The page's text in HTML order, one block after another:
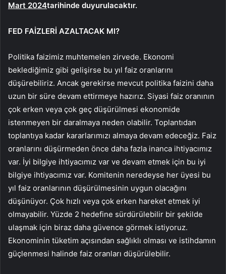
Mart 2024tarihinde duyurulacaktır.
FED FAİZLERİ AZALTACAK MI?
Politika faizimiz muhtemelen zirvede. Ekonomi
beklediğimiz gibi gelişirse bu yıl faiz oranlarını
düşürebiliriz. Ancak gerekirse mevcut politika faizini daha
uzun bir süre devam ettirmeye hazırız. Siyasi faiz oranının
çok erken veya çok geç düşürülmesi ekonomide
istenmeyen bir daralmaya neden olabilir. Toplantıdan
toplantıya kadar kararlarımızı almaya devam edeceğiz. Faiz
oranlarını düşürmeden önce daha fazla inanca ihtiyacımız
var. İyi bilgiye ihtiyacımız var ve devam etmek için bu iyi
bilgiye ihtiyacımız var. Komitenin neredeyse her üyesi bu
yıl faiz oranlarının düşürülmesinin uygun olacağını
düşünüyor. Çok hızlı veya çok erken hareket etmek iyi
olmayabilir. Yüzde 2 hedefine sürdürülebilir bir şekilde
ulaşmak için biraz daha güvence görmek istiyoruz.
Ekonominin tüketim açısından sağlıklı olması ve istihdamın
güçlenmesi halinde faiz oranları düşürülebilir.